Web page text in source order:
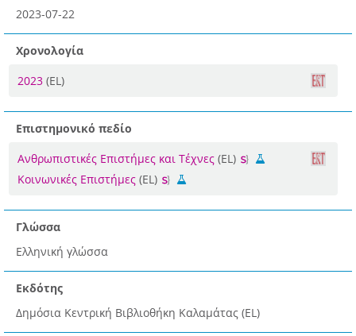
2023-07-22
Χρονολογία
2023 (EL)
Επιστημονικό πεδίο
Ανθρωπιστικές Επιστήμες και Τέχνες (EL)
Κοινωνικές Επιστήμες (EL)
Γλώσσα
Ελληνική γλώσσα
Εκδότης
Δημόσια Κεντρική Βιβλιοθήκη Καλαμάτας (EL)